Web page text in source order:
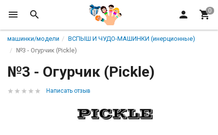
машинки/модели
ВСПЫШ И ЧУДО-МАШИНКИ (инерционные)
№3 - Огурчик (Pickle)
№3 - Огурчик (Pickle)
Написать отзыв